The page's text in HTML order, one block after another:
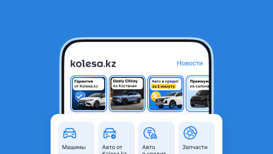
Крылья передние Zeekr крыло накладка фара
Алматы, Алматинская